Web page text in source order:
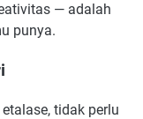
— adalah
punya.
tidak perlu